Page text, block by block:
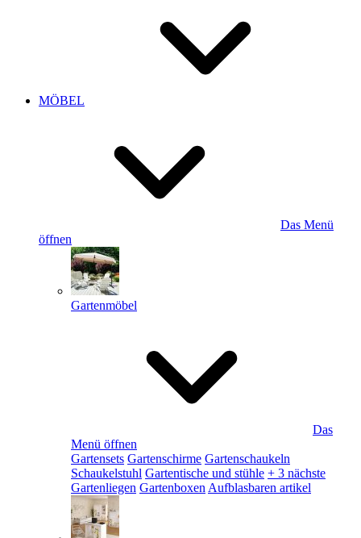
MÖBEL
Das Menü
öffnen
Gartenmöbel
Das
Menü öffnen
Gartensets Gartenschirme Gartenschaukeln
Schaukelstuhl Gartentische und stühle + 3 nächste
Gartenliegen Gartenboxen Aufblasbaren artikel